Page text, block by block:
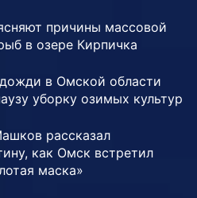
причины массовой
в озере Кирпичка
в Омской области
уборку озимых культур
рассказал
как Омск встретил
маска»